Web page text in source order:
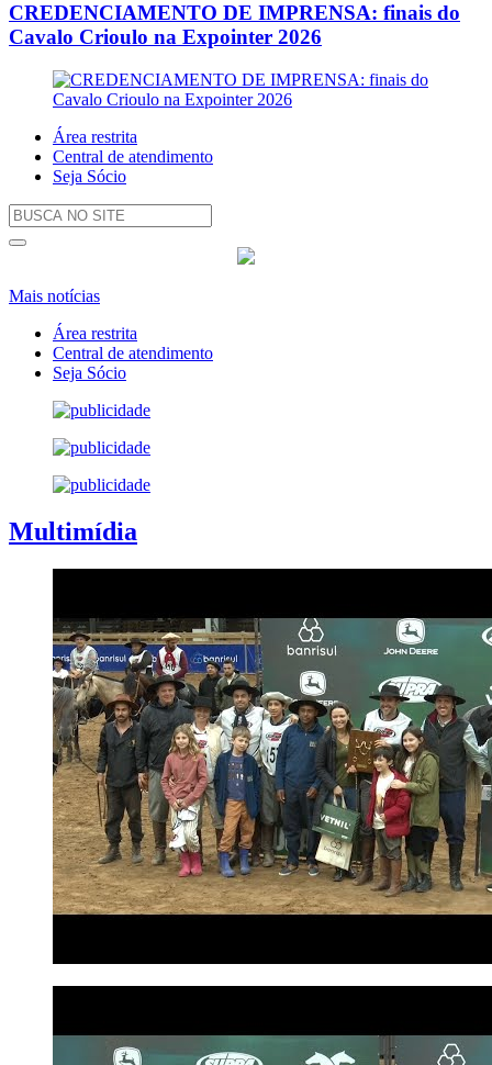
CREDENCIAMENTO DE IMPRENSA: finais do
Cavalo Crioulo na Expointer 2026
Área restrita
Central de atendimento
Seja Sócio
Mais notícias
Área restrita
Central de atendimento
Seja Sócio
Multimídia